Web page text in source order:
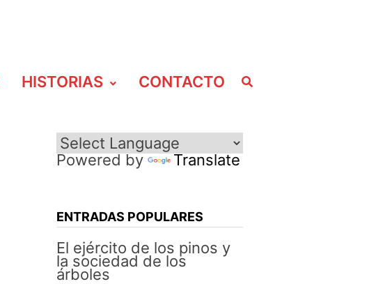
HISTORIAS CONTACTO
Powered by Translate
ENTRADAS POPULARES
El ejército de los pinos y
la sociedad de los
árboles